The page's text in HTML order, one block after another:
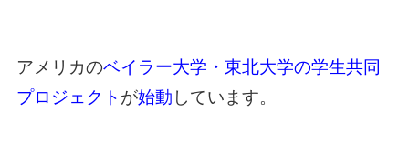
アメリカのベイラー大学・東北大学の学生共同
プロジェクト が始動 しています。